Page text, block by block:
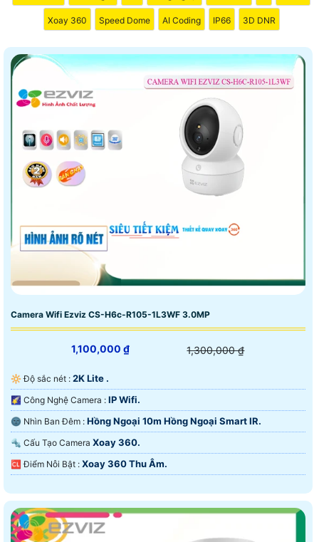
Xoay 360 Speed Dome AI Coding IP66 3D DNR
Camera Wifi Ezviz CS-H6c-R105-1L3WF 3.0MP
1,100,000 ₫ 1,300,000 ₫
🔆 Độ sắc nét : 2K Lite .
🌠 Công Nghệ Camera : IP Wifi.
🌚 Nhìn Ban Đêm : Hồng Ngoại 10m Hồng Ngoại Smart IR.
🔩 Cấu Tạo Camera Xoay 360.
️🆑 Điểm Nỗi Bật : Xoay 360 Thu Âm.